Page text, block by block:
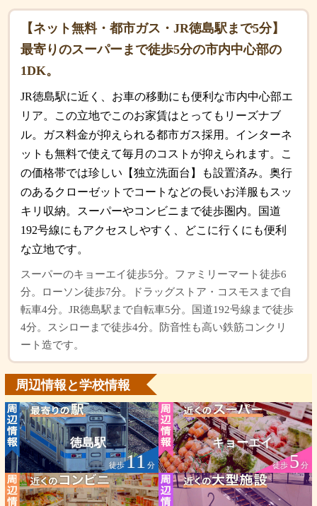
【ネット無料・都市ガス・JR徳島駅まで5分】
最寄りのスーパーまで徒歩5分の市内中心部の
1DK。
JR徳島駅に近く、お車の移動にも便利な市内中心部エ
リア。この立地でこのお家賃はとってもリーズナブ
ル。ガス料金が抑えられる都市ガス採用。インターネ
ットも無料で使えて毎月のコストが抑えられます。こ
の価格帯では珍しい【独立洗面台】も設置済み。奥行
のあるクローゼットでコートなどの長いお洋服もスッ
キリ収納。スーパーやコンビニまで徒歩圏内。国道
192号線にもアクセスしやすく、どこに行くにも便利
な立地です。
スーパーのキョーエイ徒歩5分。ファミリーマート徒歩6
分。ローソン徒歩7分。ドラッグストア・コスモスまで自
転車4分。JR徳島駅まで自転車5分。国道192号線まで徒歩
4分。スシローまで徒歩4分。防音性も高い鉄筋コンクリ
ート造です。
周辺情報と学校情報
徳島駅
徒歩11 分
キョーエイ
徒歩5分